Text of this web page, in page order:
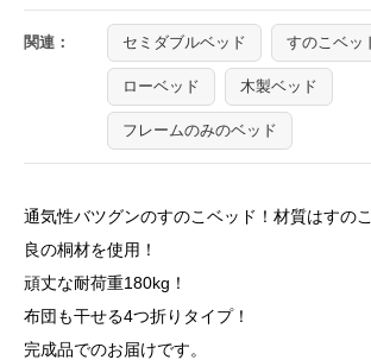
関連： セミダブルベッド すのこベッ
ローベッド 木製ベッド
フレームのみのベッド
通気性バツグンのすのこベッド！材質はすの
良の桐材を使用！
頑丈な耐荷重180kg！
布団も干せる4つ折りタイプ！
完成品でのお届けです。